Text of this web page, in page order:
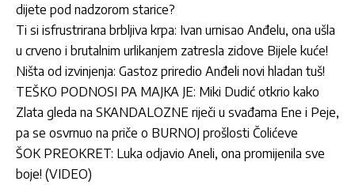
dijete pod nadzorom starice?
Ti si isfrustrirana brbljiva krpa: Ivan urnisao Anđelu, ona ušla
u crveno i brutalnim urlikanjem zatresla zidove Bijele kuće!
Ništa od izvinjenja: Gastoz priredio Anđeli novi hladan tuš!
TEŠKO PODNOSI PA MAJKA JE: Miki Dudić otkrio kako
Zlata gleda na SKANDALOZNE riječi u svađama Ene i Peje,
pa se osvrnuo na priče o BURNOJ prošlosti Čolićeve
ŠOK PREOKRET: Luka odjavio Aneli, ona promijenila sve
boje! (VIDEO)